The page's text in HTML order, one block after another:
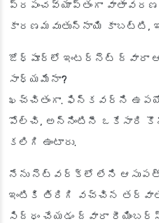
ప్రపంచవ్యాప్తంగా వాతావరణ
కారణమవుతున్నాయి కాబట్టి,
జోధ్‌పూర్‌లో ఇంటర్నెట్ ద్వారా
సాధ్యమేనా?
ఖచ్చితంగా. ఫిన్‌కవర్‌ని
పోల్చి, అన్నింటినీ ఒకేసారి
కలిగి ఉంటారు.
నేను నెట్‌వర్క్‌లో లేని
ఇంటికి తిరిగి వచ్చిన
సిద్ధం చేయడం ద్వారా